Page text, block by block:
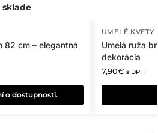
82 cm – elegantná
o dostupnosti.
UMELÉ KVETY
Umelá ruža
dekorácia
7,90€ s DPH